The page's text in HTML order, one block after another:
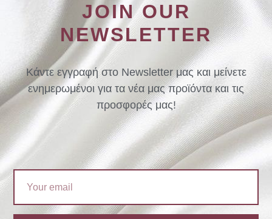
JOIN OUR
NEWSLETTER
Κάντε εγγραφή στο Newsletter μας και μείνετε
ενημερωμένοι για τα νέα μας προϊόντα και τις
προσφορές μας!